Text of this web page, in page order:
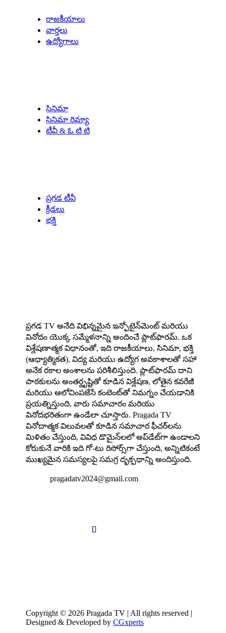
రాజకీయాలు
వార్తలు
ఉద్యోగాలు
సినిమా
సినిమా రివ్యూ
టీవీ & ఓ టి టి
ప్రగడ టీవీ
క్రీడలు
భక్తి
ప్రగడ TV అనేది విభిన్నమైన ఇన్ఫోటైన్‌మెంట్ మరియు
వినోదం యొక్క సమ్మేళనాన్ని అందించే ప్లాట్‌ఫారమ్. ఒక
విశ్లేషణాత్మక విధానంతో, ఇది రాజకీయాలు, సినిమా, భక్తి
(ఆధ్యాత్మికత), విద్య మరియు ఉద్యోగ అవకాశాలతో సహా
అనేక రకాల అంశాలను పరిశీలిస్తుంది. ప్లాట్‌ఫారమ్ దాని
పాఠకులను అంతర్దృష్టితో కూడిన విశ్లేషణ, లోతైన కవరేజీ
మరియు ఆలోచింపజేసే కంటెంట్‌తో నిమగ్నం చేయడానికి
ప్రయత్నిస్తుంది, వారు సమాచారం మరియు
వినోదభరితంగా ఉండేలా చూస్తారు. Pragada TV
వినోదాత్మక విలువలతో కూడిన సమాచార ఫీచర్‌లను
మిళితం చేస్తుంది, వివిధ డొమైన్‌లలో అప్‌డేట్‌గా ఉండాలని
కోరుకునే వారికి ఇది గో-టు రిసోర్స్‌గా చేస్తుంది, అన్నిటికంటే
ముఖ్యమైన సమస్యలపై సమగ్ర దృక్పథాన్ని అందిస్తుంది.
pragadatv2024@gmail.com
Copyright © 2026 Pragada TV | All rights reserved |
Designed & Developed byCGxperts